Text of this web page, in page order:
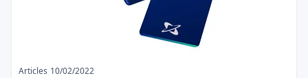
Articles 10/02/2022